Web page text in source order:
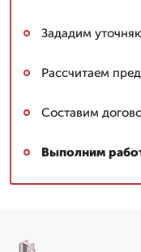
Зададим
Рассчитаем
Составим
Выполним